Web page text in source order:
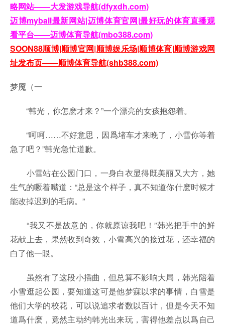
略网站——大发游戏导航(dfyxdh.com)
迈博myball最新网站|迈博体育官网|最好玩的体育直播观
看平台——迈博体育导航(mbo388.com)
SOON88顺博|顺博官网|顺博娱乐场|顺博体育|顺博游戏网
址发布页——顺博体育导航(shb388.com)
梦魇（一
“韩光，你怎麽才来？”一个漂亮的女孩抱怨着。
“呵呵……不好意思，因爲堵车才来晚了，小雪你等着
急了吧？”韩光急忙道歉。
小雪站在公园门口，一身白衣显得既美丽又大方，她
生气的噘着嘴道：“总是这个样子，真不知道你什麽时候才
能改掉迟到的毛病。”
“我又不是故意的，你就原谅我吧！”韩光把手中的鲜
花献上去，果然收到奇效，小雪高兴的接过花，还幸福的
白了他一眼。
虽然有了这段小插曲，但总算不影响大局，韩光陪着
小雪逛起公园，要知道这可是他梦寐以求的事情，白雪是
他们大学的校花，可以说追求者数以百计，但是今天不知
道爲什麽，竟然主动约韩光出来玩，害得他差点以爲自己